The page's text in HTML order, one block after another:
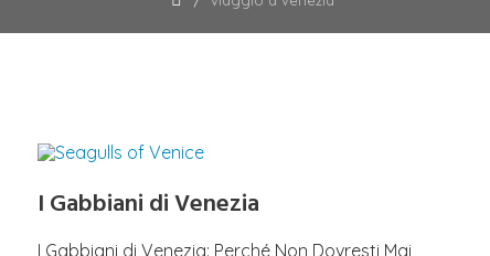
I Gabbiani di Venezia
I Gabbiani di Venezia: Perché Non Dovresti Mai